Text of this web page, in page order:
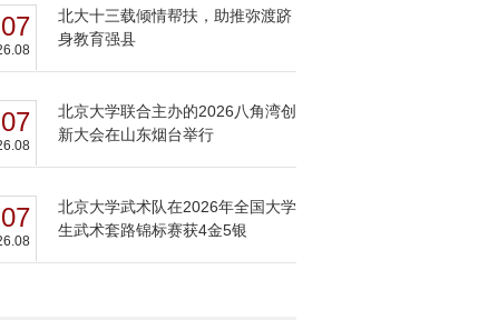
07
北大十三载倾情帮扶，助推弥渡跻
身教育强县
07
北京大学联合主办的2026八角湾创
新大会在山东烟台举行
07
北京大学武术队在2026年全国大学
生武术套路锦标赛获4金5银